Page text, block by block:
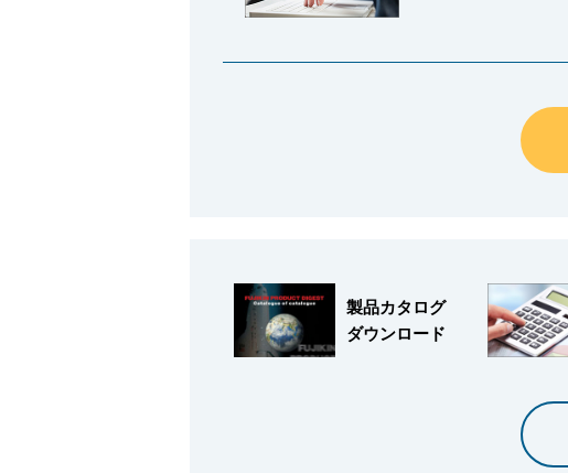
会社情報
製品カタログ
ダウンロード